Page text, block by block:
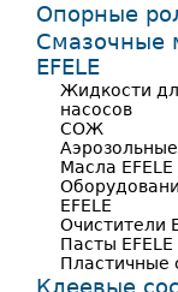
Опорные
Смазочные
EFELE
Жидкости
насосов
СОЖ
Масла EFELE
EFELE
Очистители
Пасты EFELE
Пластичные
Клеевые